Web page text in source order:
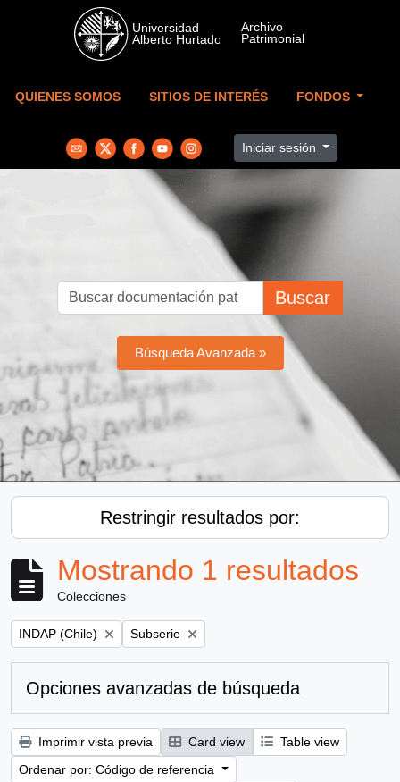
Skip to main content
QUIENES SOMOS SITIOS DE INTERÉS FONDOS
Iniciar sesión
Buscar
Búsqueda Avanzada »
Restringir resultados por:
Mostrando 1 resultados
Colecciones
Remove filter:
INDAP (Chile) Remove filter:
Subserie
Opciones avanzadas de búsqueda
Imprimir vista previa Card view
Table view
Ordenar por: Código de referencia